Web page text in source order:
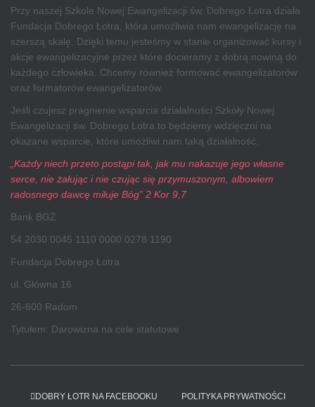
Przy naszej Szkole Nowej Ewangelizacji św. Dobrego Łotra działa
Fundacja Dobrego Łotra, która umożliwia nam ewangelizację na
szerszą skalę. Dzięki temu jesteśmy w stanie organizować kursy i
akcje ewangelizacyjne przez które docieramy z dobrą nowiną do
każdego człowieka. Chcemy również formować ewangelizatorów
oraz formatorów ewangelizatorów.
Jeśli czujesz pragnienie wsparcia działalności Szkoły Nowej
Ewangelizacji św. Dobrego Łotra to będziemy wdzięczni na
okazane wsparcie, które umożliwi nam taką działalność.
„Każdy niech przeto postąpi tak, jak mu nakazuje jego własne
serce, nie żałując i nie czując się przymuszonym, albowiem
radosnego dawcę miłuje Bóg” 2 Kor 9,7
Bank BGŻ
54 2030 0045 1110 0000 0278 1190
Fundacja Dobrego Łotra
ul. Główna 16
26-600 Radom
Tytułem: Darowizna na cele statutowe
DOBRY ŁOTR NA FACEBOOKU POLITYKA PRYWATNOŚCI